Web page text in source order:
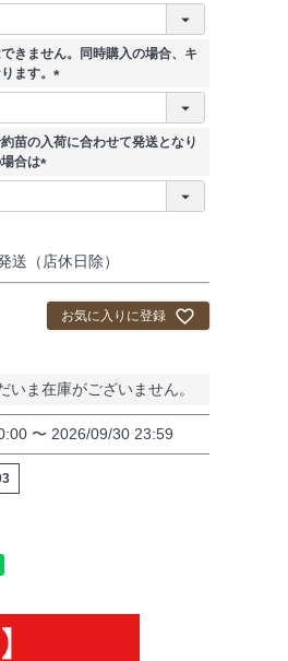
きません。同時購入の場合、キ
ます。
(
須
苗の入荷に合わせて発送となり
合は
(
送（店休日除）
お気に入りに登録
いま在庫がございません。
〜 2026/09/30 23:59